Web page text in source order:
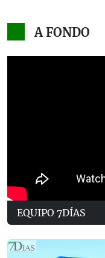
A FONDO
EQUIPO 7DÍAS